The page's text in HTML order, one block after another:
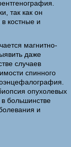
так как он
костные и
магнитно-
даже
случаев
спинного
опухолевых
большинстве
и